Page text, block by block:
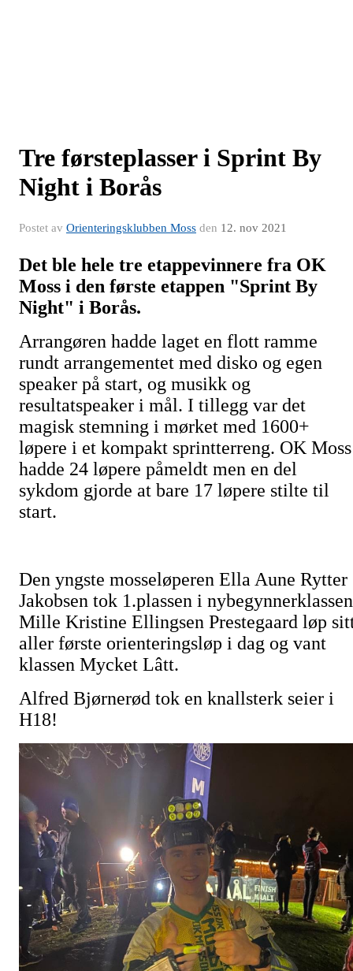
Tre førsteplasser i Sprint By
Night i Borås
Postet av Orienteringsklubben Moss den 12. nov 2021
Det ble hele tre etappevinnere fra OK
Moss i den første etappen "Sprint By
Night" i Borås.
Arrangøren hadde laget en flott ramme
rundt arrangementet med disko og egen
speaker på start, og musikk og
resultatspeaker i mål. I tillegg var det
magisk stemning i mørket med 1600+
løpere i et kompakt sprintterreng. OK Moss
hadde 24 løpere påmeldt men en del
sykdom gjorde at bare 17 løpere stilte til
start.
Den yngste mosseløperen Ella Aune Rytter
Jakobsen tok 1.plassen i
Mille Kristine Ellingsen Prestegaard løp
aller første orienteringsløp i dag og vant
klassen Mycket Lâtt.
Alfred Bjørnerød tok en knallsterk seier i
H18!